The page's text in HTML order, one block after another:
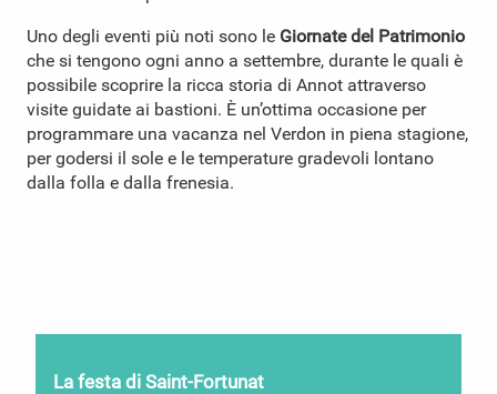
Uno degli eventi più noti sono le Giornate del Patrimonio
che si tengono ogni anno a settembre, durante le quali è
possibile scoprire la ricca storia di Annot attraverso
visite guidate ai bastioni. È un’ottima occasione per
programmare una vacanza nel Verdon in piena stagione,
per godersi il sole e le temperature gradevoli lontano
dalla folla e dalla frenesia.
La festa di Saint-Fortunat